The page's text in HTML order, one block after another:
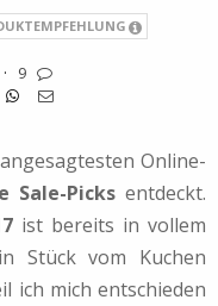
·
9
Online-
Sale-Picks entdeckt.
ist bereits in vollem
Stück vom Kuchen
ich mich entschieden